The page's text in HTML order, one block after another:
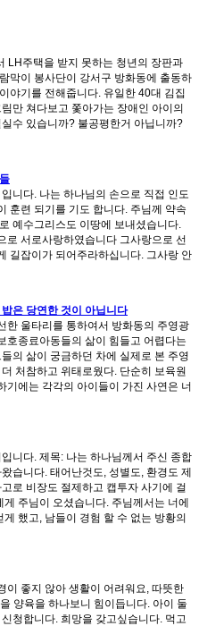
LH주택을 받지 못하는 청년의 장판과
막이 봉사단이 강서구 방화동에 출동하
야기를 전해줍니다. 유일한 40대 김집
만 쳐다보고 쫓아가는 장애인 아이의
수 있습니까? 불공평한거 아닙니까?
니다. 나는 하나님의 손으로 직접 인도
훈련 되기를 기도 합니다. 주님께 약속
예수그리스도 이땅에 보내셨습니다.
로 서로사랑하였습니다 그사랑으로 선
길잡이가 되어주라하십니다. 그사랑 안
은 당연한 것이 아닙니다
한 울타리를 통하여서 방화동의 주영광
호종료아동들의 삶이 힘들고 어렵다는
의 삶이 궁금하던 차에 실제로 본 주영
처참하고 위태로웠다. 단순히 보육원
기에는 각각의 아이들이 가진 사연은 너
니다. 제목: 나는 하나님께서 주신 종합
습니다. 태어난것도, 성별도, 환경도 제
로 비장도 절제하고 캡투자 사기에 걸
주님이 오셨습니다. 주님께서는 너에
했고, 남들이 경험 할 수 없는 방황의
이 좋지 않아 생활이 어려워요, 따뜻한
양육을 하나보니 힘이듭니다. 아이 둘
청합니다. 희망을 갖고싶습니다. 먹고